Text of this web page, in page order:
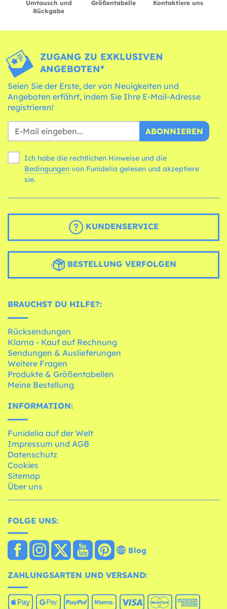
Umtausch und
Rückgabe
Größentabelle Kontaktiere uns
ZUGANG ZU EXKLUSIVEN
ANGEBOTEN*
Seien Sie der Erste, der von Neuigkeiten und
Angeboten erfährt, indem Sie Ihre E-Mail-Adresse
registrieren!
ABONNIEREN
Ich habe die rechtlichen Hinweise und die
Bedingungen
sie.
KUNDENSERVICE
BESTELLUNG VERFOLGEN
BRAUCHST DU HILFE?:
Rücksendungen
Klarna - Kauf auf Rechnung
Sendungen & Auslieferungen
Weitere Fragen
Produkte & Größentabellen
Meine Bestellung
INFORMATION:
Funidelia auf der Welt
Impressum und AGB
Datenschutz
Cookies
Sitemap
Über uns
FOLGE UNS:
Blog
ZAHLUNGSARTEN UND VERSAND: